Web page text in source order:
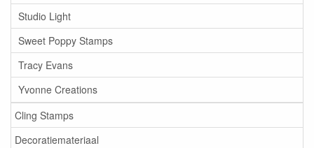
Studio Light
Sweet Poppy Stamps
Tracy Evans
Yvonne Creations
Cling Stamps
Decoratiemateriaal